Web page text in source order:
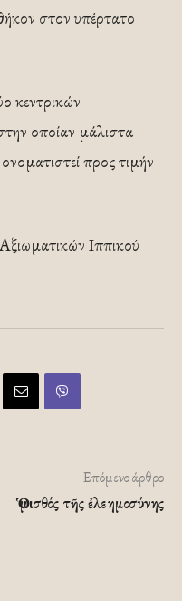
στον υπέρτατο
κεντρικών
οποίαν μάλιστα
προς τιμήν
Ιππικού
Επόμενο άρθρο
Ὁ μισθός τῆς ἐλεημοσύνης